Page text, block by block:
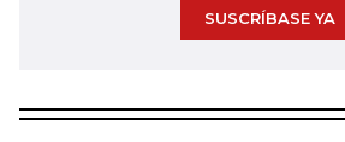
SUSCRÍBASE YA